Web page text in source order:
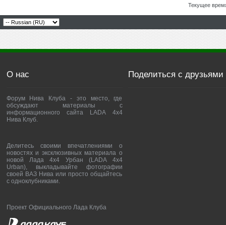
Текущее
О нас
Форум Нива Клуба - это место, где
обсуждают материалы с
информационного сайта LADA 4x4
Нива Клуб.
Делитесь своими впечатлениями о
новостях и эксклюзивных материала о
новой Лада 4х4 Урбан (LADA 4x4
Urban), выкладывайте фотографии
своей ВАЗ Нива или просто общайтесь
с одноклубниками.
Проект Официального Лада Клуба
Поделиться с друзьями